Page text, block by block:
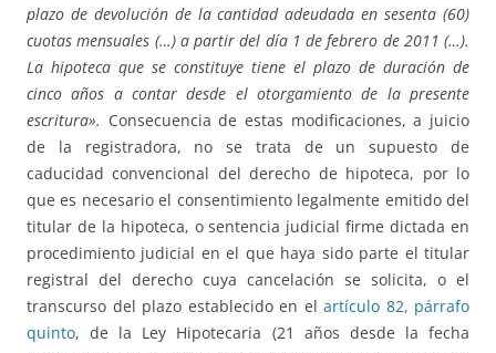
plazo de devolución de la cantidad adeudada en sesenta (60)
cuotas mensuales (…) a partir del día 1 de febrero de 2011 (…).
La hipoteca que se constituye tiene el plazo de duración de
cinco años a contar desde el otorgamiento de la presente
escritura». Consecuencia de estas modificaciones, a juicio
de la registradora, no se trata de un supuesto de
caducidad convencional del derecho de hipoteca, por lo
que es necesario el consentimiento legalmente emitido del
titular de la hipoteca, o sentencia judicial firme dictada en
procedimiento judicial en el que haya sido parte el titular
registral del derecho cuya cancelación se solicita, o el
transcurso del plazo establecido en el artículo 82, párrafo
quinto, de la Ley Hipotecaria (21 años desde la fecha